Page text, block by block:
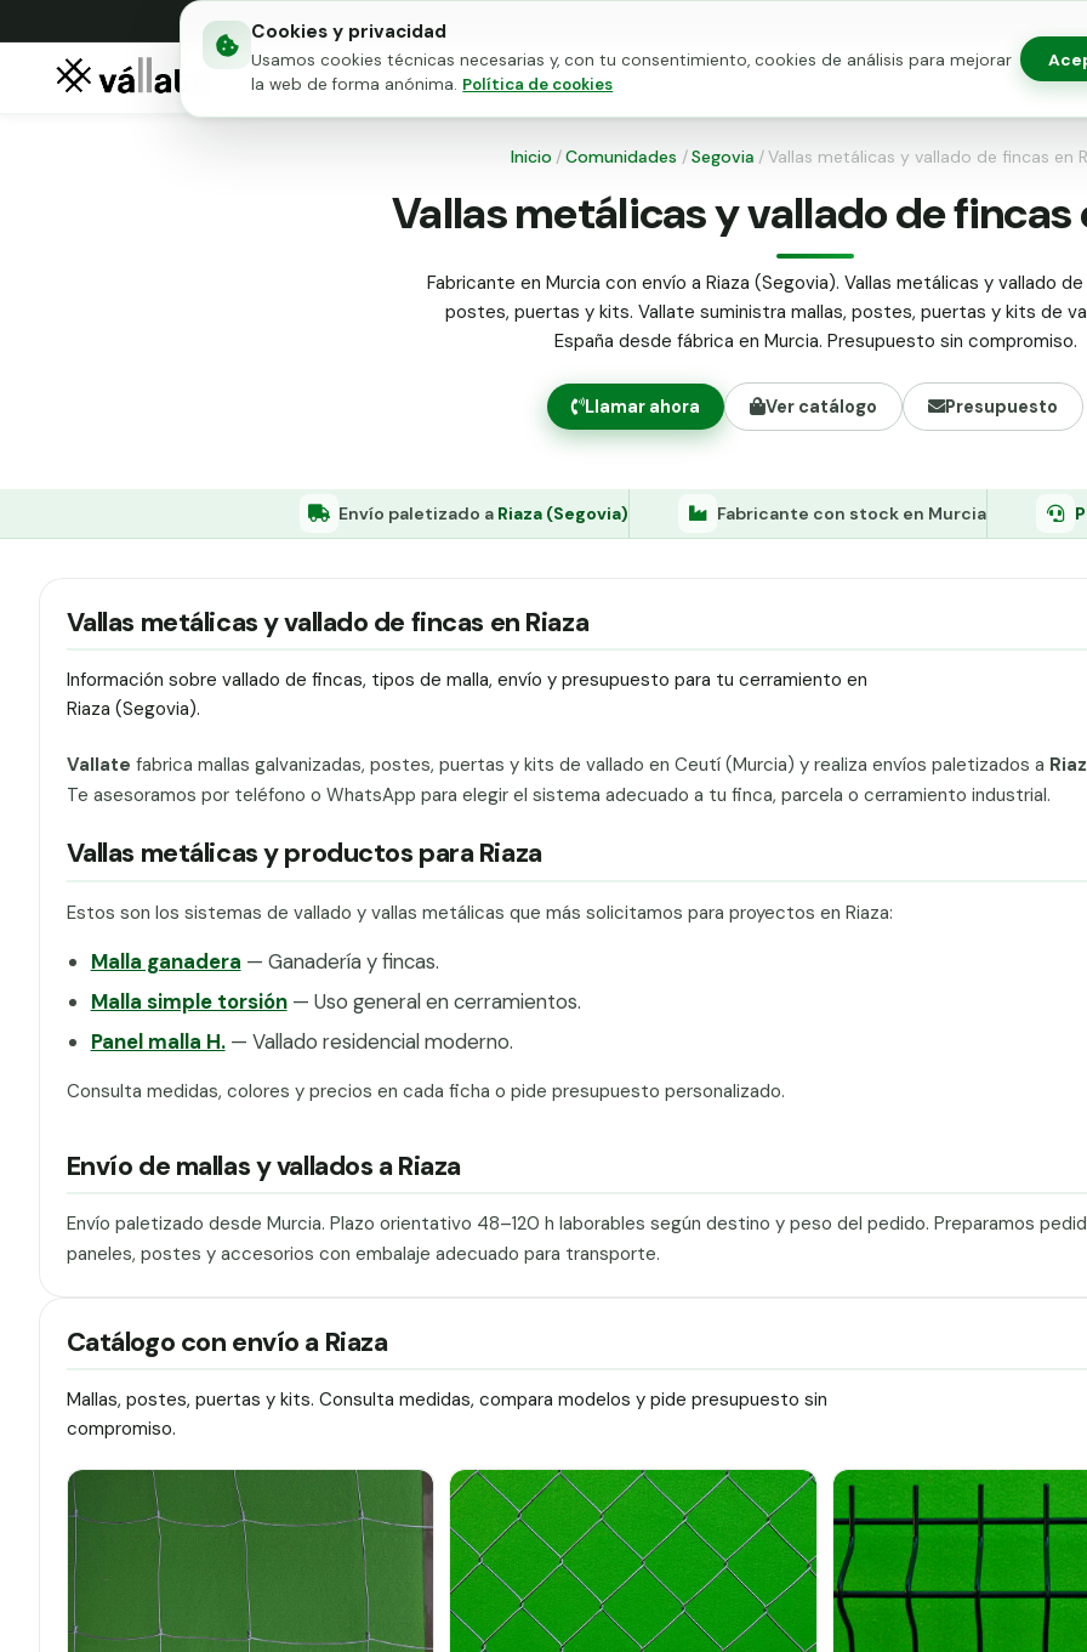
Cookies y privacidad
Usamos cookies técnicas necesarias y, con tu consentimiento, cookies de análisis para mejorar
la web de forma anónima. Política de cookies
Mallas metálicas
Puertas para vallado
Inicio /Comunidades /Segovia /Vallas metálicas y vallado de fincas en
Vallas metálicas y vallado de fincas
Fabricante en Murcia con envío a Riaza (Segovia). Vallas metálicas y vallado
postes, puertas y kits. Vallate suministra mallas, postes, puertas y kits de
España desde fábrica en Murcia. Presupuesto sin compromiso.
Llamar ahora Ver catálogo Presupuesto
Envío paletizado a Riaza (Segovia) Fabricante con stock en Murcia
Vallas metálicas y vallado de fincas en Riaza
Información sobre vallado de fincas, tipos de malla, envío y presupuesto para tu cerramiento en
Riaza (Segovia).
Vallate fabrica mallas galvanizadas, postes, puertas y kits de vallado en Ceutí (Murcia) y realiza envíos paletizados a
Te asesoramos por teléfono o WhatsApp para elegir el sistema adecuado a tu finca, parcela o cerramiento industrial.
Vallas metálicas y productos para Riaza
Estos son los sistemas de vallado y vallas metálicas que más solicitamos para proyectos en Riaza:
Malla ganadera — Ganadería y fincas.
Malla simple torsión— Uso general en cerramientos.
Panel malla H.— Vallado residencial moderno.
Consulta medidas, colores y precios en cada ficha o pide presupuesto personalizado.
Envío de mallas y vallados a Riaza
Envío paletizado desde Murcia. Plazo orientativo 48–120 h laborables según destino y peso del pedido. Preparamos
paneles, postes y accesorios con embalaje adecuado para transporte.
Catálogo con envío a Riaza
Mallas, postes, puertas y kits. Consulta medidas, compara modelos y pide presupuesto sin
compromiso.